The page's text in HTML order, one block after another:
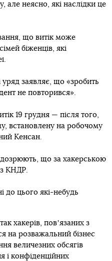
але неясно, які наслідки це
що витік може
біженців, які
уряд заявляє, що «зробить
не повторився».
19 грудня — після того,
встановлену на робочому
Кенсан.
що за хакерською
з КНДР.
до цього які-небудь
хакерів, повʼязаних з
на розважальний бізнес
величезних обсягів
і конфіденційних